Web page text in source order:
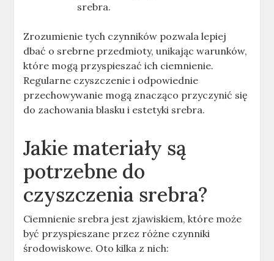
srebra.
Zrozumienie tych czynników pozwala lepiej
dbać o srebrne przedmioty, unikając warunków,
które mogą przyspieszać ich ciemnienie.
Regularne czyszczenie i odpowiednie
przechowywanie mogą znacząco przyczynić się
do zachowania blasku i estetyki srebra.
Jakie materiały są
potrzebne do
czyszczenia srebra?
Ciemnienie srebra jest zjawiskiem, które może
być przyspieszane przez różne czynniki
środowiskowe. Oto kilka z nich: